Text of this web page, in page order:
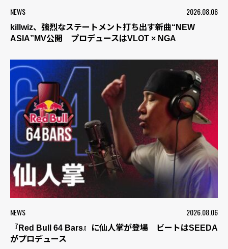
NEWS 2026.08.06
killwiz、強烈なステートメント打ち出す新曲“NEW
ASIA”MV公開 プロデュースはVLOT × NGA
NEWS 2026.08.06
『Red Bull 64 Bars』に仙人掌が登場 ビートはSEEDA
がプロデュース